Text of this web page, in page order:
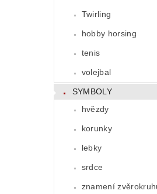
Twirling
hobby horsing
tenis
volejbal
SYMBOLY
hvězdy
korunky
lebky
srdce
znamení